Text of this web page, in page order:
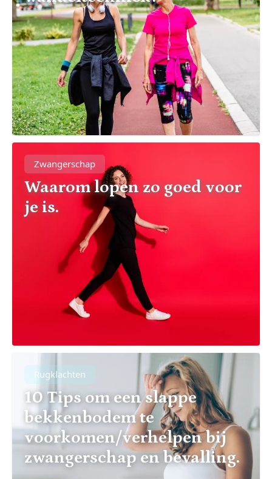
Zwangerschap
Waarom lopen zo goed voor
je is.
Rugklachten
10 Tips om een slappe
bekkenbodem te
voorkomen/verhelpen bij
zwangerschap en bevalling.